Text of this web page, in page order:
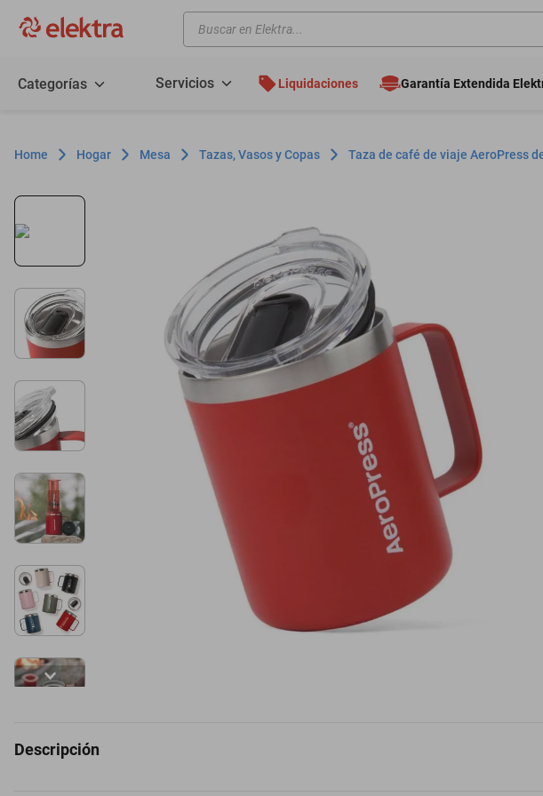
Buscar en Elektra...
Categorías Servicios Liquidaciones Garantía Extendida
Hogar Mesa Tazas, Vasos y Copas Taza de café de viaje AeroPress
Descripción
motos
colchones
salas
oppo
motoneta